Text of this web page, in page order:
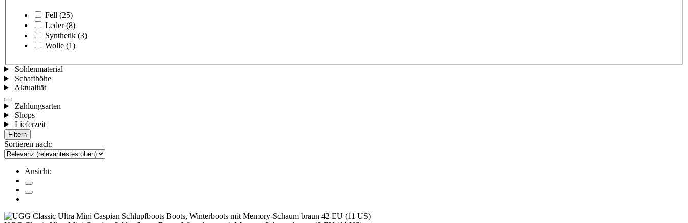
Fell (25)
Leder (8)
Synthetik (3)
Wolle (1)
Sohlenmaterial
Schafthöhe
Aktualität
Zahlungsarten
Shops
Lieferzeit
Filtern
Sortieren nach:
Ansicht: